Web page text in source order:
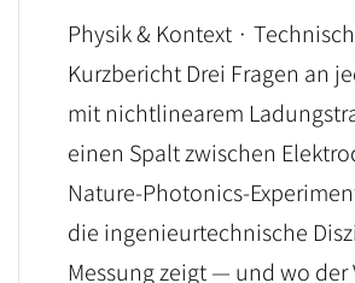
Physik & Kontext ·
Kurzbericht Drei Fragen an
mit nichtlinearem
einen Spalt zwischen
Nature-Photonics-
die ingenieurtechnische
Messung zeigt — und wo der